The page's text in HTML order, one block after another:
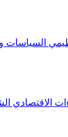
السياسات
الاقتصادي